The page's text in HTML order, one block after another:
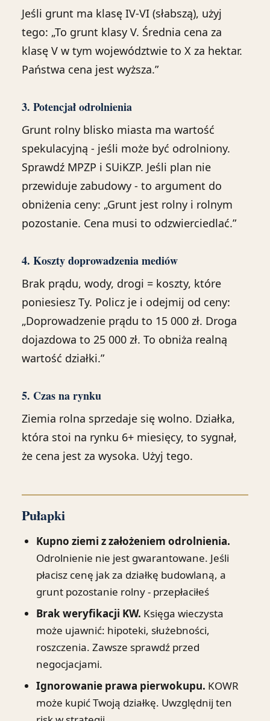
Jeśli grunt ma klasę IV-VI (słabszą), użyj
tego: „To grunt klasy V. Średnia cena za
klasę V w tym województwie to X za hektar.
Państwa cena jest wyższa.”
3. Potencjał odrolnienia
Grunt rolny blisko miasta ma wartość
spekulacyjną - jeśli może być odrolniony.
Sprawdź MPZP i SUiKZP. Jeśli plan nie
przewiduje zabudowy - to argument do
obniżenia ceny: „Grunt jest rolny i rolnym
pozostanie. Cena musi to odzwierciedlać.”
4. Koszty doprowadzenia mediów
Brak prądu, wody, drogi = koszty, które
poniesiesz Ty. Policz je i odejmij od ceny:
„Doprowadzenie prądu to 15 000 zł. Droga
dojazdowa to 25 000 zł. To obniża realną
wartość działki.”
5. Czas na rynku
Ziemia rolna sprzedaje się wolno. Działka,
która stoi na rynku 6+ miesięcy, to sygnał,
że cena jest za wysoka. Użyj tego.
Pułapki
Kupno ziemi z założeniem odrolnienia.
Odrolnienie nie jest gwarantowane. Jeśli
płacisz cenę jak za działkę budowlaną, a
grunt pozostanie rolny - przepłaciłeś
Brak weryfikacji KW. Księga wieczysta
może ujawnić: hipoteki, służebności,
roszczenia. Zawsze sprawdź przed
negocjacjami.
Ignorowanie prawa pierwokupu. KOWR
może kupić Twoją działkę. Uwzględnij ten